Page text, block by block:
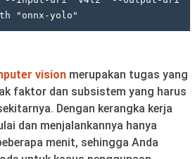
"onnx-yolo"
vision merupakan tugas yang
faktor dan subsistem yang harus
Dengan kerangka kerja
dan menjalankannya hanya
menit, sehingga Anda